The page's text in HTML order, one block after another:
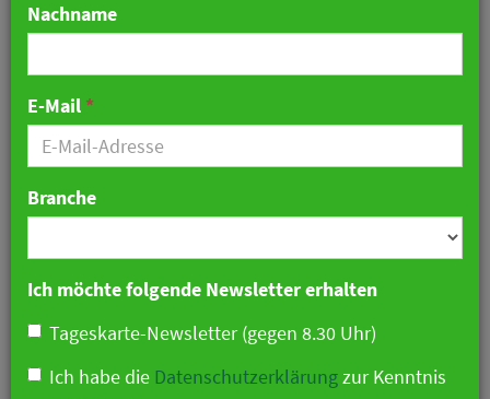
Hotel Elephant in Weimar
eröffnet im Oktober 2018
als Boutique-Hotel
der Autograph Collection
19. August 2018 21:35 Uhr| Hotellerie
Nachname
E-Mail *
Branche
Ich möchte folgende Newsletter erhalten
Tageskarte-Newsletter (gegen 8.30 Uhr)
Ich habe die Datenschutzerklärungzur Kenntnis